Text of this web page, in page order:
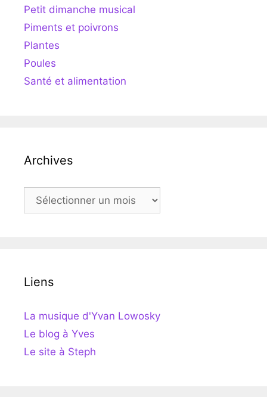
Petit dimanche musical
Piments et poivrons
Plantes
Poules
Santé et alimentation
Archives
Archives
Liens
La musique d'Yvan Lowosky
Le blog à Yves
Le site à Steph